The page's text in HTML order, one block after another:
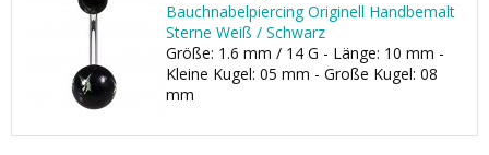
Bauchnabelpiercing Originell Handbemalt
Sterne Weiß / Schwarz
Größe: 1.6 mm / 14 G - Länge: 10 mm -
Kleine Kugel: 05 mm - Große Kugel: 08
mm